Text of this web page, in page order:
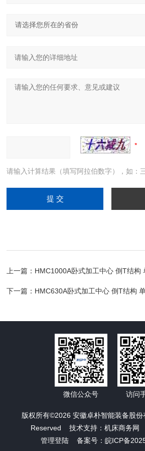
请输入计算结果（填写阿拉伯数字），如：
上一篇： HMC1000A卧式加工中心 倒T结构
下一篇： HMC630A卧式加工中心 倒T结构
版权所有©2026 安徽卓朴智能装备股
Reserved 技术支持：机床商务网
管理登陆
备案号：皖ICP备
微信公众号 访问